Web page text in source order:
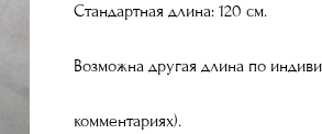
Стандартная длина: 120 см.
Возможна другая длина по
комментариях).